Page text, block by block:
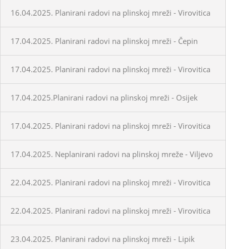
16.04.2025. Planirani radovi na plinskoj mreži - Virovitica
17.04.2025. Planirani radovi na plinskoj mreži - Čepin
17.04.2025. Planirani radovi na plinskoj mreži - Virovitica
17.04.2025.Planirani radovi na plinskoj mreži - Osijek
17.04.2025. Planirani radovi na plinskoj mreži - Virovitica
17.04.2025. Neplanirani radovi na plinskoj mreže - Viljevo
22.04.2025. Planirani radovi na plinskoj mreži - Virovitica
22.04.2025. Planirani radovi na plinskoj mreži - Virovitica
23.04.2025. Planirani radovi na plinskoj mreži - Lipik